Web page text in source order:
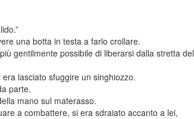
una botta in testa a farlo crollare.
gentilmente possibile di liberarsi dalla stretta
lasciato sfuggire un singhiozzo.
parte.
mano sul materasso.
a combattere, si era sdraiato accanto a lei,